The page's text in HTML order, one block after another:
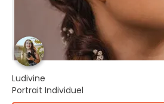
Ludivine
Portrait Individuel